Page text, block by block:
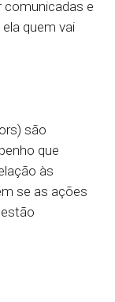
comunicadas e
quem vai
são
que
às
se as ações